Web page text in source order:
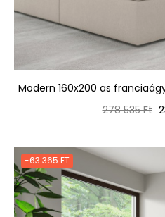
Modern 160x200 as
Normál
278 535 Ft
-63 365 FT